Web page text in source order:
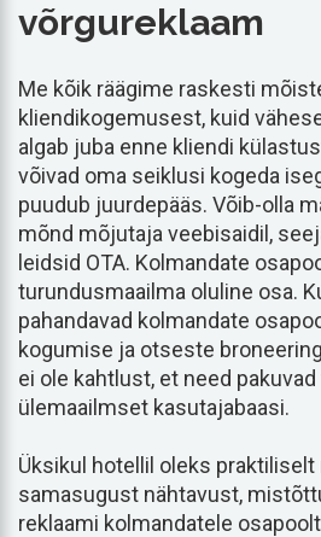
võrgureklaam
Me kõik räägime raskesti
kliendikogemusest, kuid
algab juba enne kliendi
võivad oma seiklusi kogeda
puudub juurdepääs. Võib-olla
mõnd mõjutaja veebisaidil,
leidsid OTA. Kolmandate
turundusmaailma oluline osa.
pahandavad kolmandate
kogumise ja otseste
ei ole kahtlust, et need
ülemaailmset kasutajabaasi.
Üksikul hotellil oleks praktiliselt
samasugust nähtavust,
reklaami kolmandatele